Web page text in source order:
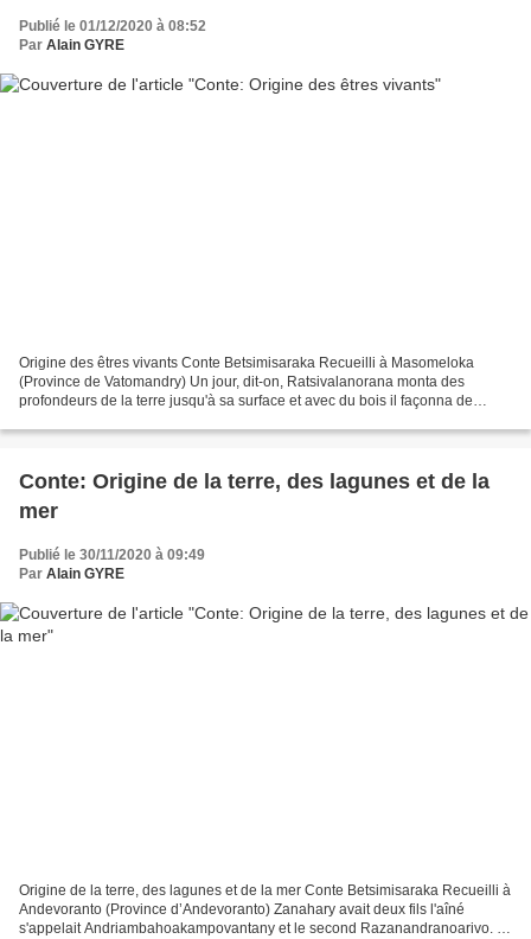
Publié le 01/12/2020 à 08:52
Par Alain GYRE
Origine des êtres vivants Conte Betsimisaraka Recueilli à Masomeloka
(Province de Vatomandry) Un jour, dit-on, Ratsivalanorana monta des
profondeurs de la terre jusqu'à sa surface et avec du bois il façonna de
Conte: Origine de la terre, des lagunes et de la
mer
Publié le 30/11/2020 à 09:49
Par Alain GYRE
Origine de la terre, des lagunes et de la mer Conte Betsimisaraka Recueilli à
Andevoranto (Province d’Andevoranto) Zanahary avait deux fils l'aîné
s'appelait Andriambahoakampovantany et le second Razanandranoarivo. Il